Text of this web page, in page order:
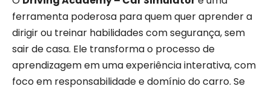
ferramenta poderosa para quem quer aprender a
dirigir ou treinar habilidades com segurança, sem
sair de casa. Ele transforma o processo de
aprendizagem em uma experiência interativa, com
foco em responsabilidade e domínio do carro. Se